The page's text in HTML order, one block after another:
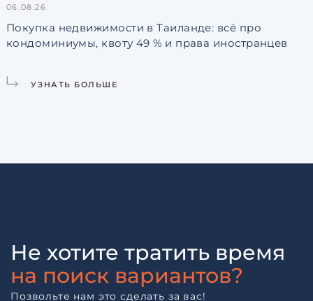
06.08.26
Покупка недвижимости в Таиланде: всё про
кондоминиумы, квоту 49 % и права иностранцев
УЗНАТЬ БОЛЬШЕ
Не хотите тратить время
на поиск вариантов?
Позвольте нам это сделать за вас!